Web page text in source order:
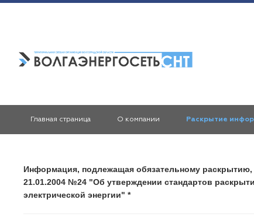
Главная страница О компании Раскрытие
Информация, подлежащая обязательному
21.01.2004 №24 "Об утверждении стандартов
электрической энергии" *